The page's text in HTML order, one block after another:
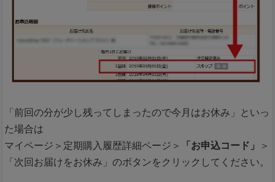
「前回の分が少し残ってしまったので今月はお休み」といっ
た場合は
マイページ＞定期購入履歴詳細ページ＞
「お申込コード」
＞
「次回お届けをお休み」のボタンをクリックしてください。